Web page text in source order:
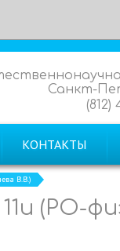
Санкт-
(812)
КОНТАКТЫ
В.В.)
(РО-